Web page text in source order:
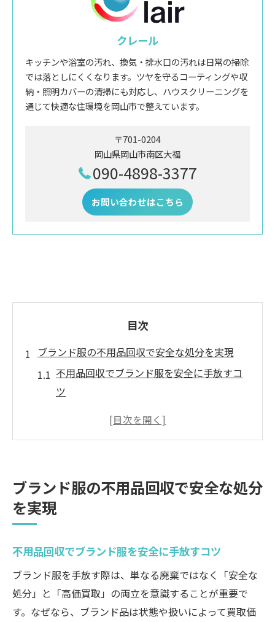
クレール
キッチンや浴室の汚れ、換気・排水口の汚れは日常の掃除
では落としにくくなります。ツヤを守るコーティングや収
納・照明カバーの清掃にも対応し、ハウスクリーニングを
通じて快適な住環境を岡山市で整えています。
〒701-0204
岡山県岡山市南区大福
090-4898-3377
お問い合わせはこちら
目次
ブランド服の不用品回収で安全な処分を実現
不用品回収でブランド服を安全に手放すコ
ツ
信頼できる不用品回収業者の特徴と選び方
不用品回収サービスの安全性と環境配慮の
ポイント
不用品回収で高価買取を実現するポイント
ブランド服の高値査定に強い不用品回収活
用法
不用品回収と買取の違いを理解して得する
ブランド服の不用品回収で安全な処分
を実現
不用品回収でブランド服を安全に手放すコツ
ブランド服を手放す際は、単なる廃棄ではなく「安全な
処分」と「高価買取」の両立を意識することが重要で
す。なぜなら、ブランド品は状態や扱いによって買取価